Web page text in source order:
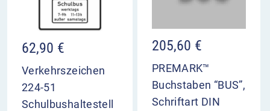
62,90 €
Verkehrszeichen
224-51
Schulbushaltestell
205,60 €
PREMARK™
Buchstaben “BUS”,
Schriftart DIN